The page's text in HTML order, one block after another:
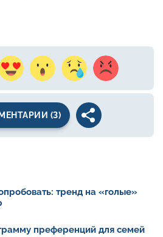
(3)
тренд на «голые»
преференций для семей